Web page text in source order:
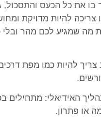
את כל הכעס
צריכה להיות מדויקת
מה שמגיע לכם מהר
להיות כמו מפת
האידיאלי: מתחילים
או פתרון.